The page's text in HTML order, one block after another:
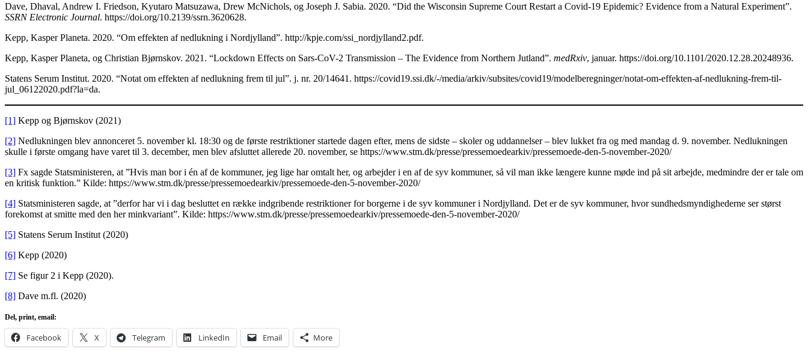
Dave, Dhaval, Andrew I. Friedson, Kyutaro Matsuzawa, Drew McNichols, og Joseph J. Sabia. 2020. “Did the Wisconsin Supreme Court Restart a Covid-19 Epidemic? Evidence from a Natural Experiment”.
SSRN Electronic Journal. https://doi.org/10.2139/ssrn.3620628.
Kepp, Kasper Planeta. 2020. “Om effekten af nedlukning i Nordjylland”. http://kpje.com/ssi_nordjylland2.pdf.
Kepp, Kasper Planeta, og Christian Bjørnskov. 2021. “Lockdown Effects on Sars-CoV-2 Transmission – The Evidence from Northern Jutland”. medRxiv, januar. https://doi.org/10.1101/2020.12.28.20248936.
Statens Serum Institut. 2020. “Notat om effekten af nedlukning frem til jul”. j. nr. 20/14641. https://covid19.ssi.dk/-/media/arkiv/subsites/covid19/modelberegninger/notat-om-effekten-af-nedlukning-frem-til-
jul_06122020.pdf?la=da.
[1] Kepp og Bjørnskov (2021)
[2] Nedlukningen blev annonceret 5. november kl. 18:30 og de første restriktioner startede dagen efter, mens de sidste – skoler og uddannelser – blev lukket fra og med mandag d. 9. november. Nedlukningen
skulle i første omgang have varet til 3. december, men blev afsluttet allerede 20. november, se https://www.stm.dk/presse/pressemoedearkiv/pressemoede-den-5-november-2020/
[3] Fx sagde Statsministeren, at ”Hvis man bor i én af de kommuner, jeg lige har omtalt her, og arbejder i en af de syv kommuner, så vil man ikke længere kunne møde ind på sit arbejde, medmindre der er tale om
en kritisk funktion.” Kilde: https://www.stm.dk/presse/pressemoedearkiv/pressemoede-den-5-november-2020/
[4] Statsministeren sagde, at ”derfor har vi i dag besluttet en række indgribende restriktioner for borgerne i de syv kommuner i Nordjylland. Det er de syv kommuner, hvor sundhedsmyndighederne ser størst
forekomst at smitte med den her minkvariant”. Kilde: https://www.stm.dk/presse/pressemoedearkiv/pressemoede-den-5-november-2020/
[5] Statens Serum Institut (2020)
[6] Kepp (2020)
[7] Se figur 2 i Kepp (2020).
[8] Dave m.fl. (2020)
Del, print, email:
Facebook X Telegram LinkedIn Email More